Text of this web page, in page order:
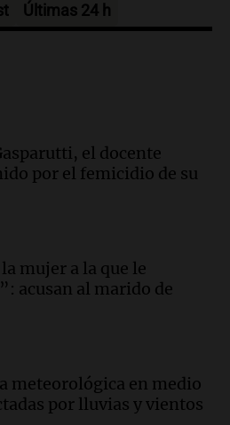
en el fútbol argentino:
de propiedad
Nacional
argentina y
70.000 bolivianos en la
Últimas 24 h
el docente
por el femicidio de su
mujer a la que le
acusan al marido de
meteorológica en medio
por lluvias y vientos